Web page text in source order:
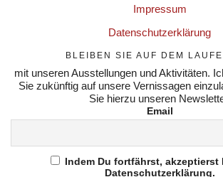
Impressum
Datenschutzerklärung
BLEIBEN SIE AUF DEM
mit unseren Ausstellungen und Aktivitäten.
Sie zukünftig auf unsere Vernissagen
Sie hierzu unseren
Email
Indem Du fortfährst, akzeptierst
Datenschutzerklärung.